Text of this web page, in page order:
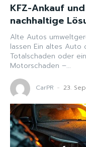
KFZ-Ankauf
nachhaltige
Alte Autos
lassen Ein altes Auto
Totalschaden oder
Motorschaden –...
CarPR - 23.